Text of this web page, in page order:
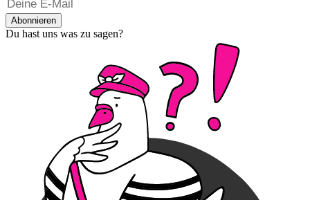
Abonnieren
Du hast uns was zu sagen?